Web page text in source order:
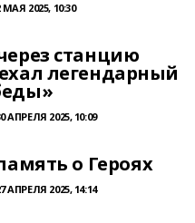
МАЯ 2025, 10:30
станцию
легендарный
АПРЕЛЯ 2025, 10:09
о Героях
АПРЕЛЯ 2025, 14:14